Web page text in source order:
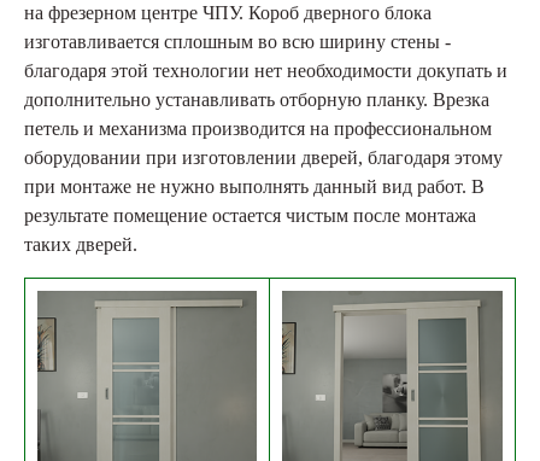
на фрезерном центре ЧПУ. Короб дверного блока
изготавливается сплошным во всю ширину стены -
благодаря этой технологии нет необходимости докупать и
дополнительно устанавливать отборную планку. Врезка
петель и механизма производится на профессиональном
оборудовании при изготовлении дверей, благодаря этому
при монтаже не нужно выполнять данный вид работ. В
результате помещение остается чистым после монтажа
таких дверей.